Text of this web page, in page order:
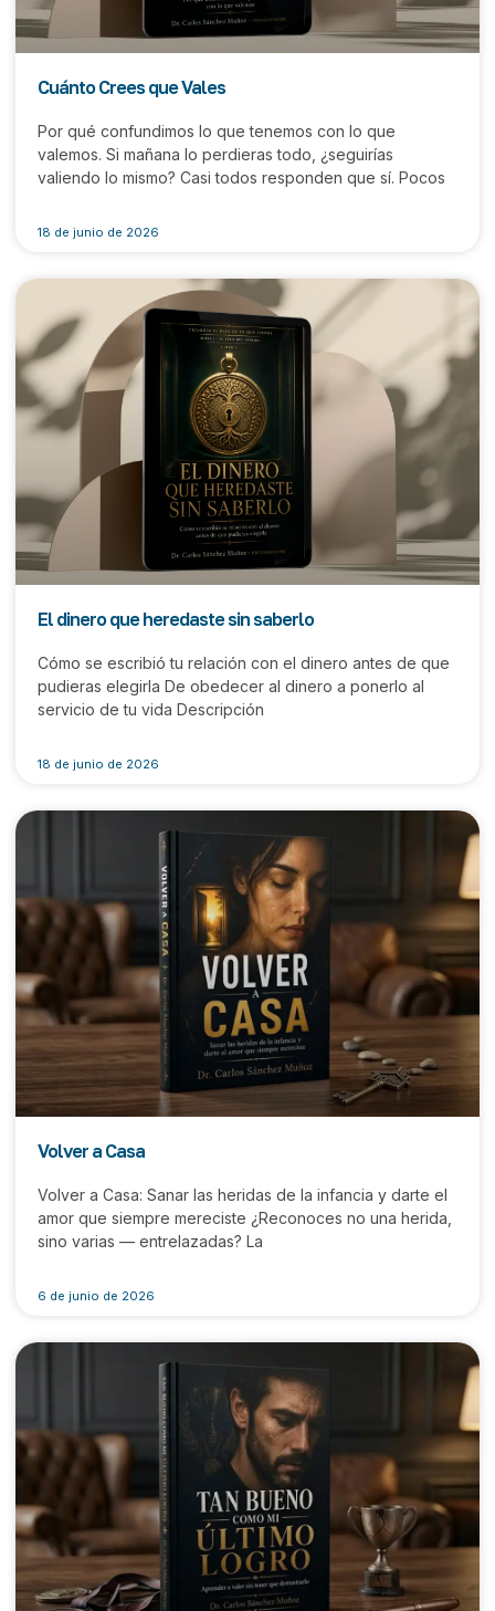
Cuánto Crees que Vales
Por qué confundimos lo que tenemos con lo que
valemos. Si mañana lo perdieras todo, ¿seguirías
valiendo lo mismo? Casi todos responden que sí. Pocos
18 de junio de 2026
El dinero que heredaste sin saberlo
Cómo se escribió tu relación con el dinero antes de que
pudieras elegirla De obedecer al dinero a ponerlo al
servicio de tu vida Descripción
18 de junio de 2026
Volver a Casa
Volver a Casa: Sanar las heridas de la infancia y darte el
amor que siempre mereciste ¿Reconoces no una herida,
sino varias — entrelazadas? La
6 de junio de 2026